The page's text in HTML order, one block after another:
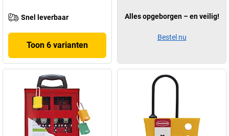
Snel leverbaar
Toon 6 varianten
Alles opgeborgen – en veilig!
Bestel nu